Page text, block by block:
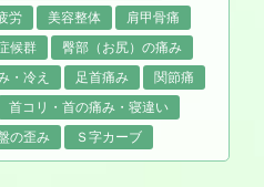
労 美容整体
肩甲骨痛
候群
臀部（お尻）の痛み
・冷え 足首痛み
関節痛
首コリ・首の痛み・寝違い
の歪み Ｓ字カーブ